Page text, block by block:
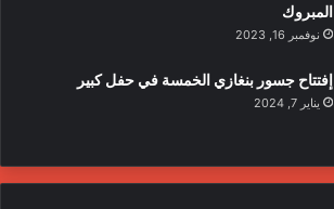
المبروك
نوفمبر 16, 2023
إفتتاح جسور بنغازي الخمسة في حفل كبير
يناير 7, 2024